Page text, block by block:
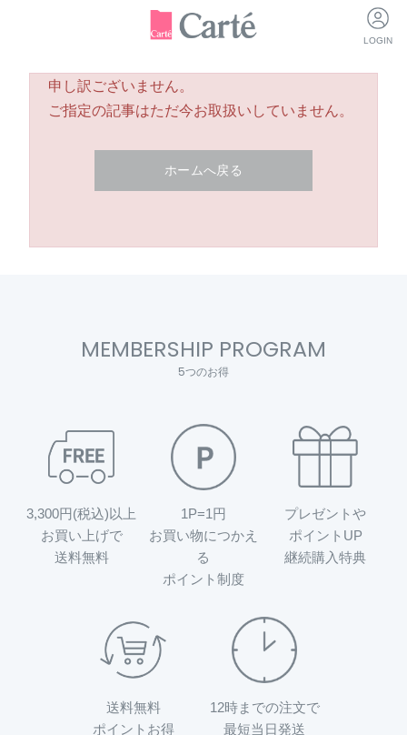
LOGIN
申し訳ございません。
ご指定の記事はただ今お取扱いしていません。
ホームへ戻る
MEMBERSHIP PROGRAM
5つのお得
3,300円(税込)以上
お買い上げで
送料無料
1P=1円
お買い物につかえ
る
ポイント制度
プレゼントや
ポイントUP
継続購入特典
送料無料
ポイントお得
12時までの注文で
最短当日発送